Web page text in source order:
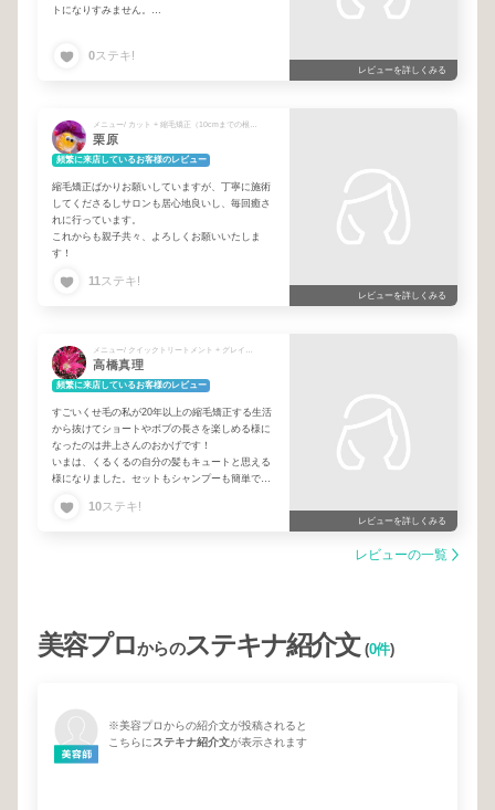
トになりすみません。
0ステキ!
レビューを詳しくみる
栗原
頻繁に来店しているお客様のレビュー
縮毛矯正ばかりお願いしていますが、丁寧に施術
してくださるしサロンも居心地良いし、毎回癒さ
れに行っています。
これからも親子共々、よろしくお願いいたしま
す！
11 ステキ!
レビューを詳しくみる
高橋真理
頻繁に来店しているお客様のレビュー
すごいくせ毛の私が20年以上の縮毛矯正する生活
から抜けてショートやボブの長さを楽しめる様に
なったのは井上さんのおかげです！
いまは、くるくるの自分の髪もキュートと思える
様になりました。セットもシャンプーも簡単で感
毎回話も楽しくて、色々教えてくれてありがと
10ステキ!
レビューを詳しくみる
レビューの一覧
美容プロからのステキナ紹介文(0件)
※美容プロからの紹介文が投稿されると
こちらにステキナ紹介文が表示されます